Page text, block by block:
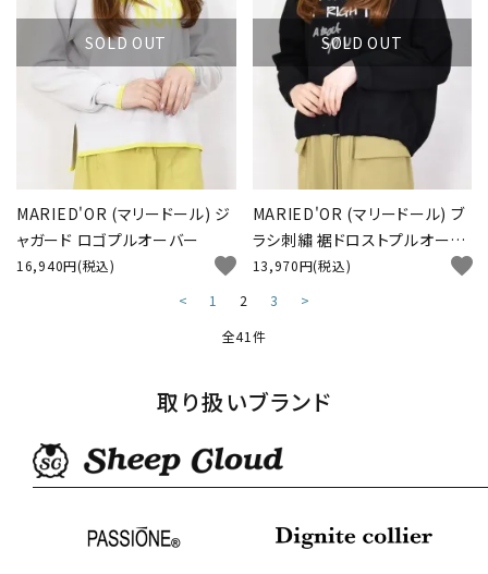
SOLD OUT
MARIED'OR (マリードール) ジ
ャガード ロゴプルオーバー
16,940円(税込) favorite
SOLD OUT
MARIED'OR (マリードール) ブ
ラシ刺繡 裾ドロストプルオーバ
ー
13,970円(税込) favorite
< 1 2 3
>
全41件
取り扱いブランド